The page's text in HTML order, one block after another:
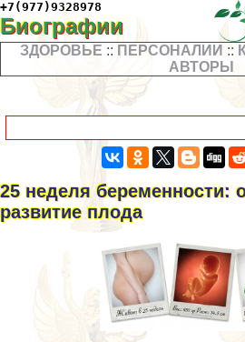
+7(977)9328978
Биографии
ЗДОРОВЬЕ :: ПЕРСОНАЛИИ ::
АВТОРЫ
25 неделя беременности:
развитие плода